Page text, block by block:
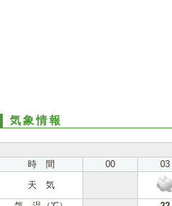
気象情報
時 間
00 03
天 気